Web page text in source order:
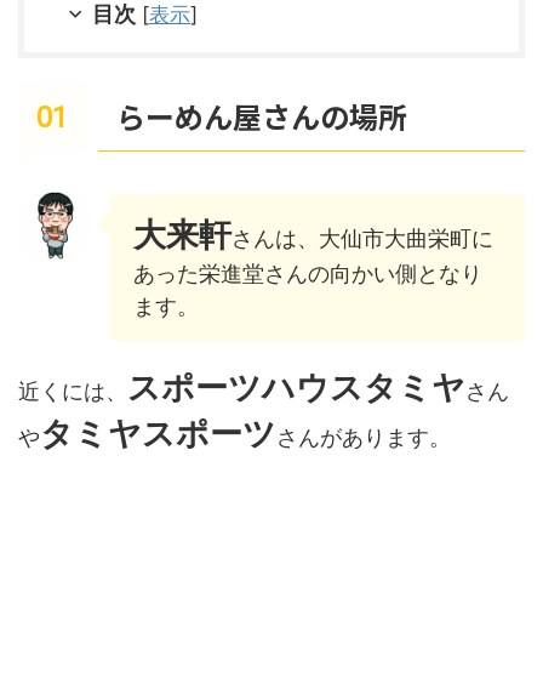
目次 [表示]
らーめん屋さんの場所
大来軒さんは、大仙市大曲栄町に
あった栄進堂さんの向かい側となり
ます。
近くには、 スポーツハウスタミヤさん
やタミヤスポーツさんがあります。